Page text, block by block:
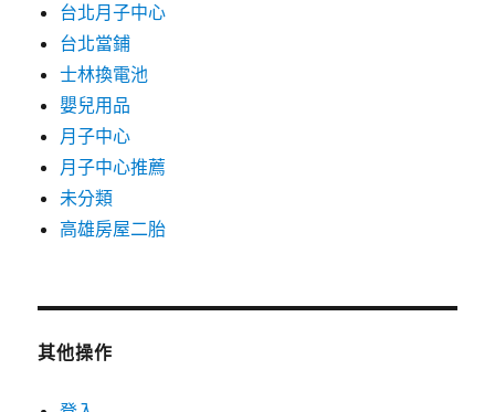
台北月子中心
台北當鋪
士林換電池
嬰兒用品
月子中心
月子中心推薦
未分類
高雄房屋二胎
其他操作